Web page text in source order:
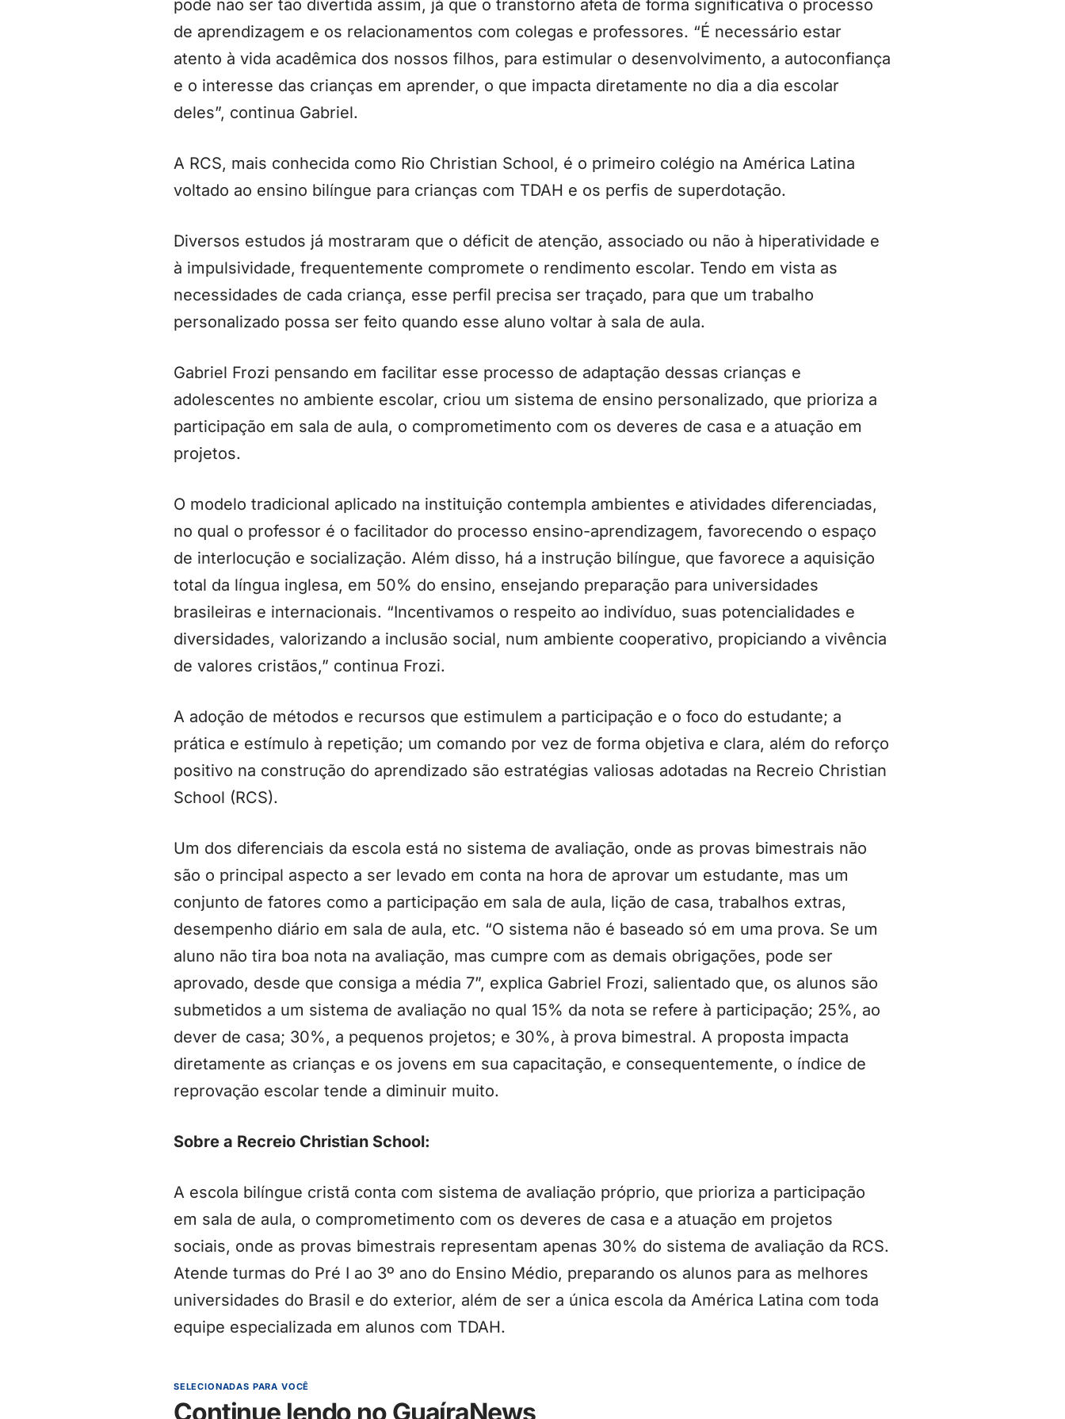
pode não ser tão divertida assim, já que o transtorno afeta de forma significativa o processo
de aprendizagem e os relacionamentos com colegas e professores. “É necessário estar
atento à vida acadêmica dos nossos filhos, para estimular o desenvolvimento, a autoconfiança
e o interesse das crianças em aprender, o que impacta diretamente no dia a dia escolar
deles”, continua Gabriel.
A RCS, mais conhecida como Rio Christian School, é o primeiro colégio na América Latina
voltado ao ensino bilíngue para crianças com TDAH e os perfis de superdotação.
Diversos estudos já mostraram que o déficit de atenção, associado ou não à hiperatividade e
à impulsividade, frequentemente compromete o rendimento escolar. Tendo em vista as
necessidades de cada criança, esse perfil precisa ser traçado, para que um trabalho
personalizado possa ser feito quando esse aluno voltar à sala de aula.
Gabriel Frozi pensando em facilitar esse processo de adaptação dessas crianças e
adolescentes no ambiente escolar, criou um sistema de ensino personalizado, que prioriza a
participação em sala de aula, o comprometimento com os deveres de casa e a atuação em
projetos.
O modelo tradicional aplicado na instituição contempla ambientes e atividades diferenciadas,
no qual o professor é o facilitador do processo ensino-aprendizagem, favorecendo o espaço
de interlocução e socialização. Além disso, há a instrução bilíngue, que favorece a aquisição
total da língua inglesa, em 50% do ensino, ensejando preparação para universidades
brasileiras e internacionais. “Incentivamos o respeito ao indivíduo, suas potencialidades e
diversidades, valorizando a inclusão social, num ambiente cooperativo, propiciando a vivência
de valores cristãos,” continua Frozi.
A adoção de métodos e recursos que estimulem a participação e o foco do estudante; a
prática e estímulo à repetição; um comando por vez de forma objetiva e clara, além do reforço
positivo na construção do aprendizado são estratégias valiosas adotadas na Recreio Christian
School (RCS).
Um dos diferenciais da escola está no sistema de avaliação, onde as provas bimestrais não
são o principal aspecto a ser levado em conta na hora de aprovar um estudante, mas um
conjunto de fatores como a participação em sala de aula, lição de casa, trabalhos extras,
desempenho diário em sala de aula, etc. “O sistema não é baseado só em uma prova. Se um
aluno não tira boa nota na avaliação, mas cumpre com as demais obrigações, pode ser
aprovado, desde que consiga a média 7”, explica Gabriel Frozi, salientado que, os alunos são
submetidos a um sistema de avaliação no qual 15% da nota se refere à participação; 25%, ao
dever de casa; 30%, a pequenos projetos; e 30%, à prova bimestral. A proposta impacta
diretamente as crianças e os jovens em sua capacitação, e consequentemente, o índice de
reprovação escolar tende a diminuir muito.
Sobre a Recreio Christian School:
A escola bilíngue cristã conta com sistema de avaliação próprio, que prioriza a participação
em sala de aula, o comprometimento com os deveres de casa e a atuação em projetos
sociais, onde as provas bimestrais representam apenas 30% do sistema de avaliação da RCS.
Atende turmas do Pré I ao 3º ano do Ensino Médio, preparando os alunos para as melhores
universidades do Brasil e do exterior, além de ser a única escola da América Latina com toda
equipe especializada em alunos com TDAH.
SELECIONADAS PARA VOCÊ
Continue lendo no GuaíraNews